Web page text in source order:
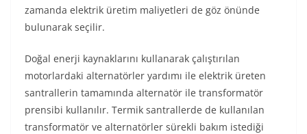
zamanda elektrik üretim maliyetleri de göz önünde
bulunarak seçilir.
Doğal enerji kaynaklarını kullanarak çalıştırılan
motorlardaki alternatörler yardımı ile elektrik üreten
santrallerin tamamında alternatör ile transformatör
prensibi kullanılır. Termik santrallerde de kullanılan
transformatör ve alternatörler sürekli bakım istediği